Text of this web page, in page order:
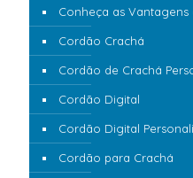
Conheça as Vantagens
Cordão Crachá
Cordão de Crachá
Cordão Digital
Cordão Digital
Cordão para Crachá